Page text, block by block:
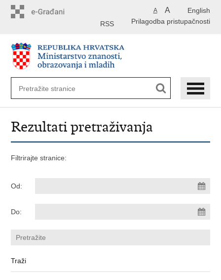
English
A A
Prilagodba pristupačnosti
RSS
Rezultati pretraživanja
Filtrirajte stranice:
Od:
Do: